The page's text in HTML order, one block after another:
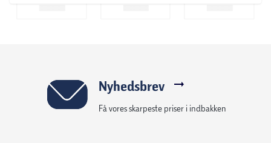
Nyhedsbrev
Få vores skarpeste priser i indbakken